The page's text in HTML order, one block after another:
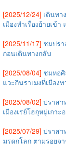
[2025/12/24] เดินทา
เมืองทำเรื่องย้ายเข้
[2025/11/17] ชมปร
ก่อนเดินทางกลับ
[2025/08/04] ชมหอ
แวะกินราเมงที่เมือง
[2025/08/02] ปราสา
เมืองเรย์โฮกุหมู่เกาะ
[2025/07/29] ปราสา
มรดกโลก ตามรอยจ